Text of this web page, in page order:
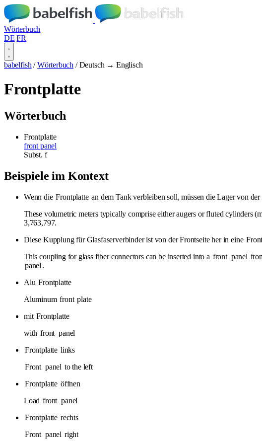
Wörterbuch
DE FR
babelfish / Wörterbuch / Deutsch → Englisch
Frontplatte
Wörterbuch
Frontplatte
front panel
Subst. f
Beispiele im Kontext
Wenn die Frontplatte an dem Tank verbleiben soll, müssen die Lager von der
These volumetric meters typically comprise either augers or fluted cylinders
3,763,797.
Diese Kupplung für Glasfaserverbinder ist von der Frontseite her in eine
This coupling for glass fiber connectors can be inserted into a front panel
panel .
Alu Frontplatte
Aluminum front plate
mit Frontplatte
with front panel
Frontplatte links
Front panel to the left
Frontplatte öffnen
Load front panel
Frontplatte rechts
Front panel right